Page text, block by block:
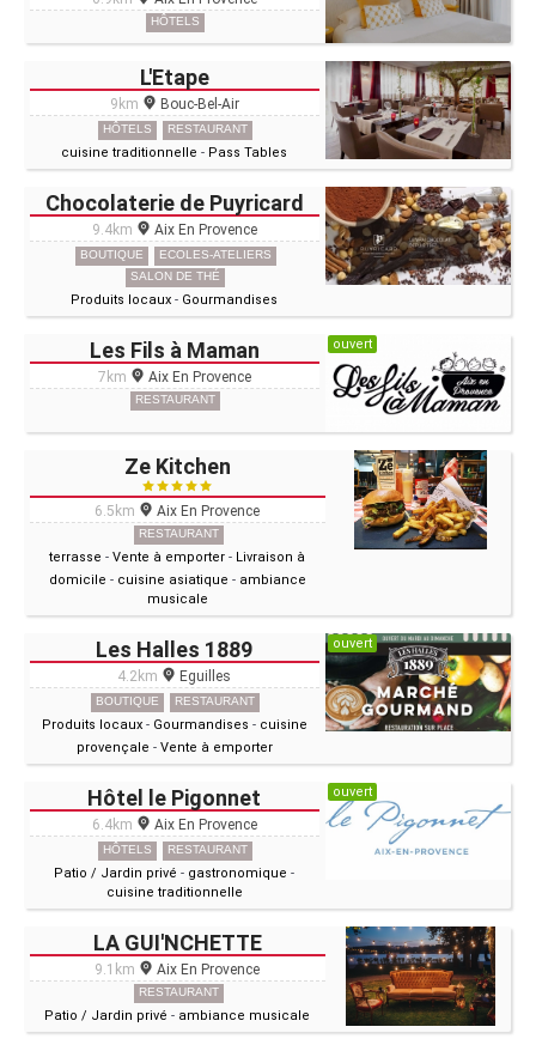
HÔTELS
L'Etape
9km Bouc-Bel-Air
HÔTELS RESTAURANT
cuisine traditionnelle - Pass Tables
Chocolaterie de Puyricard
9.4km Aix En Provence
BOUTIQUE
ECOLES-ATELIERS
SALON DE THÉ
Produits locaux - Gourmandises
Les Fils à Maman
7km Aix En Provence
RESTAURANT
ouvert
Ze Kitchen
6.5km Aix En Provence
RESTAURANT
terrasse -Vente à emporter - Livraison à
domicile - cuisine asiatique - ambiance
musicale
Les Halles 1889
4.2km Eguilles
BOUTIQUE RESTAURANT
Produits locaux - Gourmandises - cuisine
provençale - Vente à emporter
ouvert
Hôtel le Pigonnet
6.4km Aix En Provence
HÔTELS RESTAURANT
Patio / Jardin privé - gastronomique -
cuisine traditionnelle
ouvert
LA GUI'NCHETTE
9.1km Aix En Provence
RESTAURANT
Patio / Jardin privé - ambiance musicale